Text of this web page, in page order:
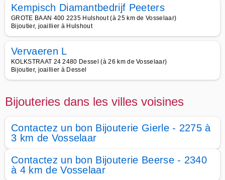
Kempisch Diamantbedrijf Peeters
GROTE BAAN 400 2235 Hulshout (à 25 km de Vosselaar)
Bijoutier, joaillier à Hulshout
Vervaeren L
KOLKSTRAAT 24 2480 Dessel (à 26 km de Vosselaar)
Bijoutier, joaillier à Dessel
Bijouteries dans les villes voisines
Contactez un bon Bijouterie Gierle - 2275 à
3 km de Vosselaar
Contactez un bon Bijouterie Beerse - 2340
à 4 km de Vosselaar